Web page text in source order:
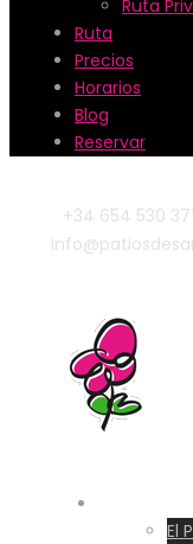
Ruta
Ruta
Precios
Horarios
Blog
Reservar
+34 654 530
El